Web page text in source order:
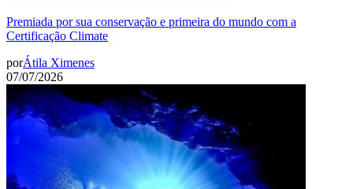
Premiada por sua conservação e primeira do mundo com a
Certificação Climate
porÁtila Ximenes
07/07/2026